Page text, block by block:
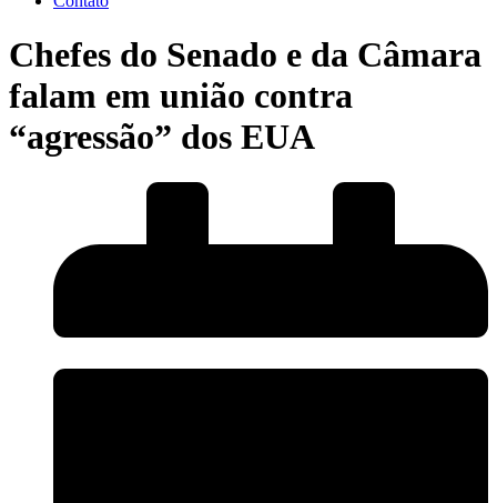
Chefes do Senado e da Câmara
falam em união contra
“agressão” dos EUA